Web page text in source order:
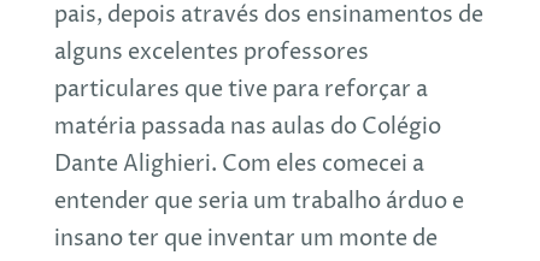
pais, depois através dos ensinamentos de
alguns excelentes professores
particulares que tive para reforçar a
matéria passada nas aulas do Colégio
Dante Alighieri. Com eles comecei a
entender que seria um trabalho árduo e
insano ter que inventar um monte de